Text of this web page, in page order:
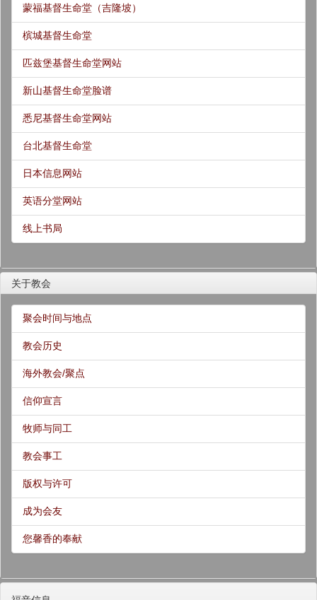
蒙福基督生命堂（吉隆坡）
槟城基督生命堂
匹兹堡基督生命堂网站
新山基督生命堂脸谱
悉尼基督生命堂网站
台北基督生命堂
日本信息网站
英语分堂网站
线上书局
关于教会
聚会时间与地点
教会历史
海外教会/聚点
信仰宣言
牧师与同工
教会事工
版权与许可
成为会友
您馨香的奉献